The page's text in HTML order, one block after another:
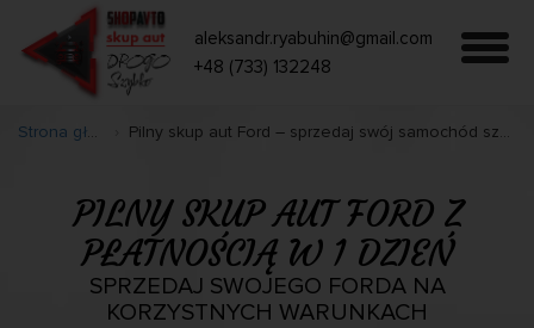
aleksandr.ryabuhin@gmail.com
+48 (733) 132248
Strona główna Pilny skup aut Ford – sprzedaj swój samochód szybko i korzystnie
PILNY SKUP AUT FORD Z
PŁATNOŚCIĄ W 1 DZIEŃ
SPRZEDAJ SWOJEGO FORDA NA
KORZYSTNYCH WARUNKACH